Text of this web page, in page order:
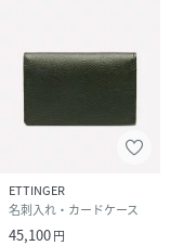
ETTINGER
名刺入れ・カードケース
45,100円